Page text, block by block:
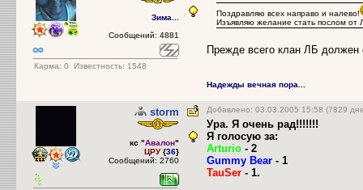
Зима...
Сообщений: 4881
Карма: 0 Известность: 1548
Поздравляю всех направо и налево!
Изъявляю желание стать послом от
Прежде всего клан ЛБ должен
Надежды вечная пора...
storm
кс "Авалон"
ЦРУ {36}
Сообщений: 2760
Добавлено: 03.03.2005 15:58 (7829
Ура. Я очень рад!!!!!!!
Я голосую за:
Arturio - 2
Gummy Bear - 1
TauSer - 1.